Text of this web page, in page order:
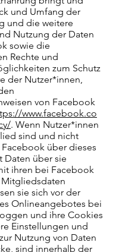
und Umfang der
und die weitere
Nutzung der Daten
sowie die
Rechte und
zum Schutz
der Nutzer*innen,
von Facebook
www.facebook.co
. Wenn Nutzer*innen
sind und nicht
über dieses
über sie
ihren bei Facebook
sie sich vor der
Onlineangebotes bei
und ihre Cookies
Einstellungen und
Nutzung von Daten
sind innerhalb der